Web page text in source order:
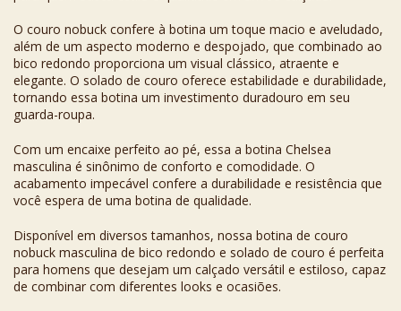
O couro nobuck confere à botina um toque macio e aveludado,
além de um aspecto moderno e despojado, que combinado ao
bico redondo proporciona um visual clássico, atraente e
elegante. O solado de couro oferece estabilidade e durabilidade,
tornando essa botina um investimento duradouro em seu
guarda-roupa.
Com um encaixe perfeito ao pé, essa a botina Chelsea
masculina é sinônimo de conforto e comodidade. O
acabamento impecável confere a durabilidade e resistência que
você espera de uma botina de qualidade.
Disponível em diversos tamanhos, nossa botina de couro
nobuck masculina de bico redondo e solado de couro é perfeita
para homens que desejam um calçado versátil e estiloso, capaz
de combinar com diferentes looks e ocasiões.